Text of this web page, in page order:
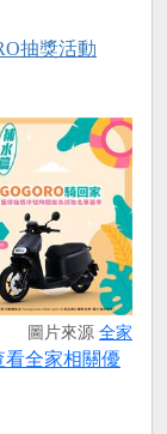
抽獎活動
圖片來源 全家
看全家相關優